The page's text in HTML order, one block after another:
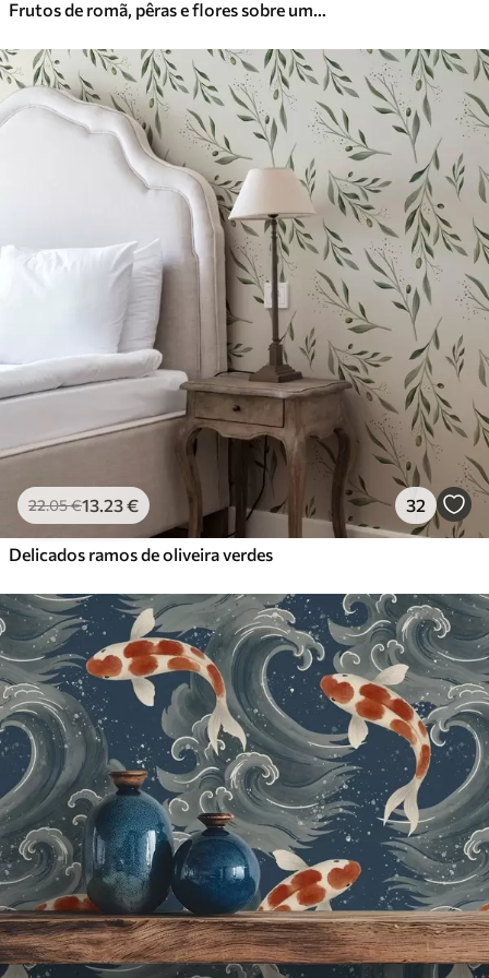
Vinil Premium
65.0039.00€/m²
Frutos de romã, pêras e flores sobre um fundo verde claro
22.05€13.23€ 32
Delicados ramos de oliveira verdes